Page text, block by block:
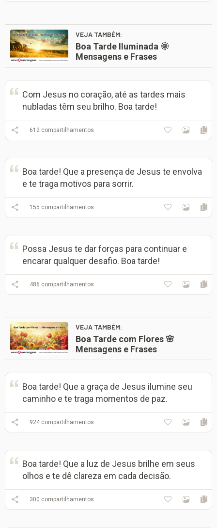
VEJA TAMBÉM:
Boa Tarde Iluminada 🌞
Mensagens e Frases
Com Jesus no coração, até as tardes mais
nubladas têm seu brilho. Boa tarde!
612 compartilhamentos
Boa tarde! Que a presença de Jesus te envolva
e te traga motivos para sorrir.
155 compartilhamentos
Possa Jesus te dar forças para continuar e
encarar qualquer desafio. Boa tarde!
486 compartilhamentos
VEJA TAMBÉM:
Boa Tarde com Flores 🌸
Mensagens e Frases
Boa tarde! Que a graça de Jesus ilumine seu
caminho e te traga momentos de paz.
924 compartilhamentos
Boa tarde! Que a luz de Jesus brilhe em seus
olhos e te dê clareza em cada decisão.
300 compartilhamentos